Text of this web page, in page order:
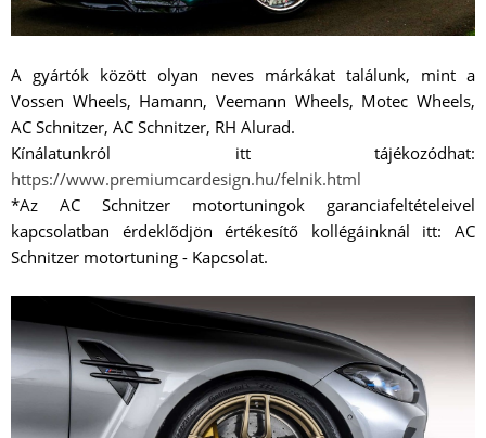
A gyártók között olyan neves márkákat találunk, mint a
Vossen Wheels, Hamann, Veemann Wheels, Motec Wheels,
AC Schnitzer, AC Schnitzer, RH Alurad.
Kínálatunkról itt tájékozódhat:
https://www.premiumcardesign.hu/felnik.html
*Az AC Schnitzer motortuningok garanciafeltételeivel
kapcsolatban érdeklődjön értékesítő kollégáinknál itt: AC
Schnitzer motortuning - Kapcsolat.